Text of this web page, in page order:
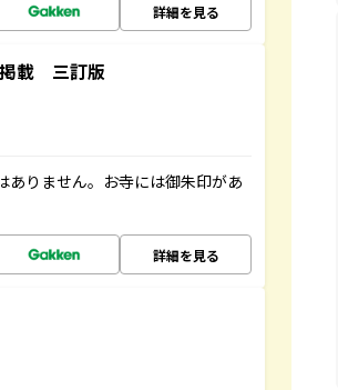
詳細を見る
載 三訂版
ありません。お寺には御朱印があ
詳細を見る